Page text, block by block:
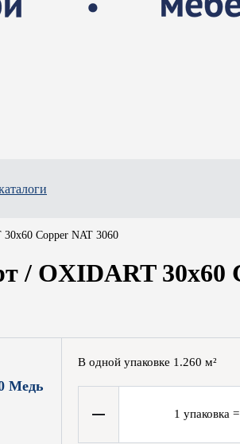
Copper NAT 3060
/ OXIDART 30x60
Медь
В одной упаковке 1.260 м²
1 упаковка =